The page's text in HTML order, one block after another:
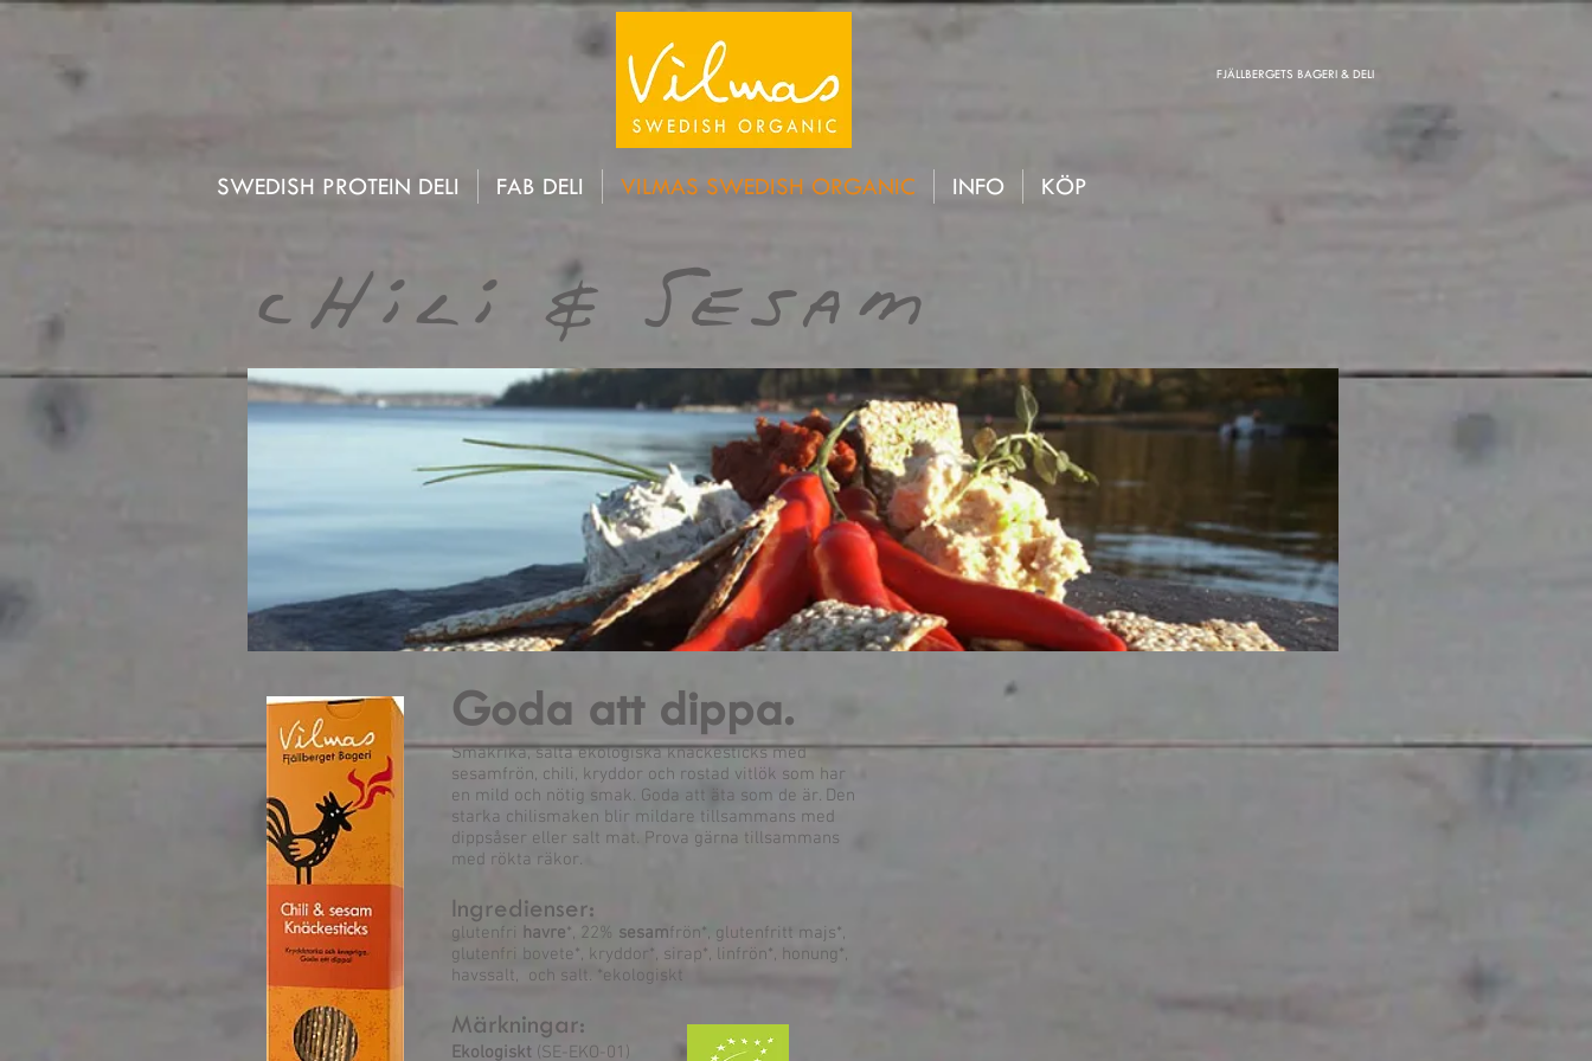
FJÄLLBERGETS BAGERI & DELI
SWEDISH PROTEIN DELI FAB DELI VILMAS SWEDISH ORGANIC INFO KÖP
cHILI & SEsaM
Smakrika, salta ekologiska knäckesticks med
sesamfrön, chili, kryddor och rostad vitlök som har
en mild och nötig smak. Goda att äta som de är. Den
starka chilismaken blir mildare tillsammans med
dippsåser eller salt mat. Prova gärna tillsammans
med rökta räkor.
Ingredienser:
glutenfri havre*, 22% sesamfrön*, glutenfritt majs*,
glutenfri bovete*, kryddor*, sirap*, linfrön*, honung*,
havssalt, och salt. *ekologiskt
Märkningar:
Ekologiskt (SE-EKO-01)
Goda att dippa.